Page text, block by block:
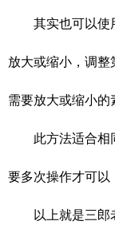
其实也可以使
放大或缩小，调
需要放大或缩小的
此方法适合相
要多次操作才可以
以上就是三